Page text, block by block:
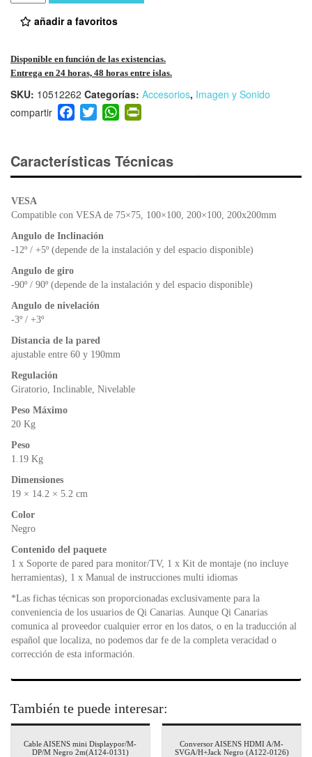
añadir a favoritos
Disponible en función de las existencias.
Entrega en 24 horas, 48 horas entre islas.
SKU: 10512262 Categorías: Accesorios, Imagen y Sonido
F
a
e
b
o
k
T
wi
er
W
h
s
A
p
ri
e
dl
y
Características Técnicas
VESA
Compatible con VESA de 75×75, 100×100, 200×100, 200x200mm
Angulo de Inclinación
-12º / +5º (depende de la instalación y del espacio disponible)
Angulo de giro
-90º / 90º (depende de la instalación y del espacio disponible)
Angulo de nivelación
-3º / +3º
Distancia de la pared
ajustable entre 60 y 190mm
Regulación
Giratorio, Inclinable, Nivelable
Peso Máximo
20 Kg
Peso
1.19 Kg
Dimensiones
19 × 14.2 × 5.2 cm
Color
Negro
Contenido del paquete
1 x Soporte de pared para monitor/TV, 1 x Kit de montaje (no incluye
herramientas), 1 x Manual de instrucciones multi idiomas
*Las fichas técnicas son proporcionadas exclusivamente para la
conveniencia de los usuarios de Qi Canarias. Aunque Qi Canarias
comunica al proveedor cualquier error en los datos, o en la traducción al
español que localiza, no podemos dar fe de la completa veracidad o
corrección de esta información.
También te puede interesar:
Cable AISENS mini Displaypor/M-
DP/M Negro 2m(A124-0131)
Conversor AISENS HDMI A/M-
SVGA/H+Jack Negro (A122-0126)